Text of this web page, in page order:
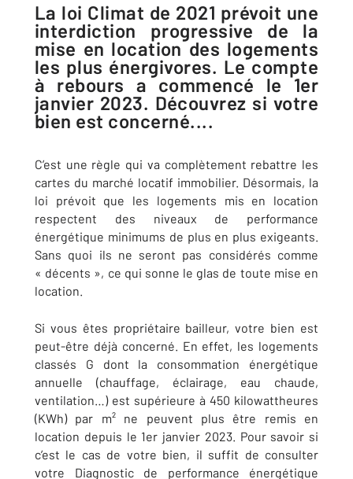
La loi Climat de 2021 prévoit une
interdiction progressive de la
mise en location des logements
les plus énergivores. Le compte
à rebours a commencé le 1er
janvier 2023. Découvrez si votre
bien est concerné....
C’est une règle qui va complètement rebattre les
cartes du marché locatif immobilier. Désormais, la
loi prévoit que les logements mis en location
respectent des niveaux de performance
énergétique minimums de plus en plus exigeants.
Sans quoi ils ne seront pas considérés comme
« décents », ce qui sonne le glas de toute mise en
location.
Si vous êtes propriétaire bailleur, votre bien est
peut-être déjà concerné. En effet, les logements
classés G dont la consommation énergétique
annuelle (chauffage, éclairage, eau chaude,
ventilation…) est supérieure à 450 kilowattheures
(KWh) par m² ne peuvent plus être remis en
location depuis le 1er janvier 2023. Pour savoir si
c’est le cas de votre bien, il suffit de consulter
votre Diagnostic de performance énergétique